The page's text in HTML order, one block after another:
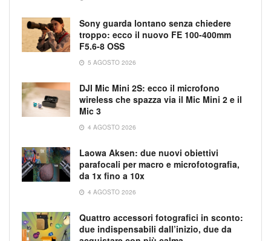
Sony guarda lontano senza chiedere
troppo: ecco il nuovo FE 100-400mm
F5.6-8 OSS
5 AGOSTO 2026
DJI Mic Mini 2S: ecco il microfono
wireless che spazza via il Mic Mini 2 e il
Mic 3
4 AGOSTO 2026
Laowa Aksen: due nuovi obiettivi
parafocali per macro e microfotografia,
da 1x fino a 10x
4 AGOSTO 2026
Quattro accessori fotografici in sconto:
due indispensabili dall’inizio, due da